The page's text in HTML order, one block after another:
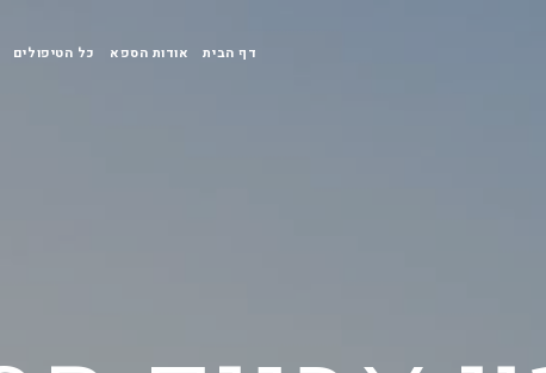
דף הבית אודות הספא כל הטיפולים